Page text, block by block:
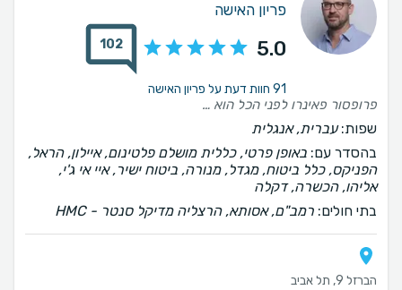
פריון האישה
5.0
102
91 חוות דעת על פריון האישה
פרופסור פאינרו לפני הכל הוא בן אדם סבלני, נעים, קשוב. מעבר לזה היה לנו תהליך קצר כי אחרי הסבב הראשון נקלטנו והכל התנהל בצורה מאוד מקצועית. תוכדי הוא תמיד היה זמין לשאלות, חששות מהצד שלנו וזה לא מובן מאליו. תודה רבה על הכל
שפות:עברית, אנגלית
בהסדר עם: באופן פרטי, כללית מושלם פלטינום, איילון, הראל,
הפניקס, כלל ביטוח, מגדל, מנורה, ביטוח ישיר, איי אי ג'י,
אליהו, הכשרה, דקלה
בתי חולים: רמב"ם, אסותא, הרצליה מדיקל סנטר - HMC
הברזל 9, תל אביב